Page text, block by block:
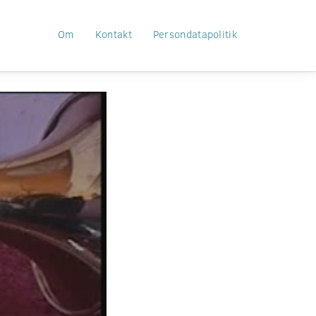
Om Kontakt Persondatapolitik